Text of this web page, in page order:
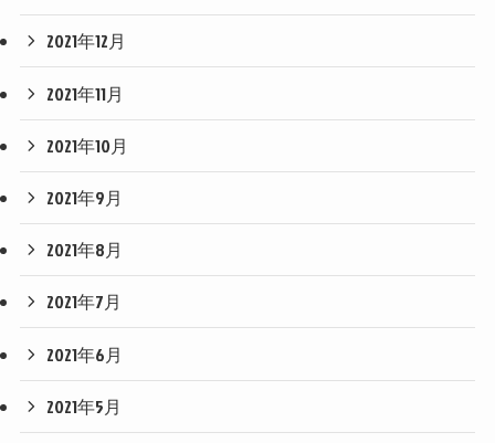
2021年12月
2021年11月
2021年10月
2021年9月
2021年8月
2021年7月
2021年6月
2021年5月